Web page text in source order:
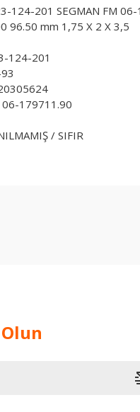
124-201 SEGMAN FM
96.50 mm 1,75 X 2 X 3,5
124-201
06-179711.90
/ SIFIR